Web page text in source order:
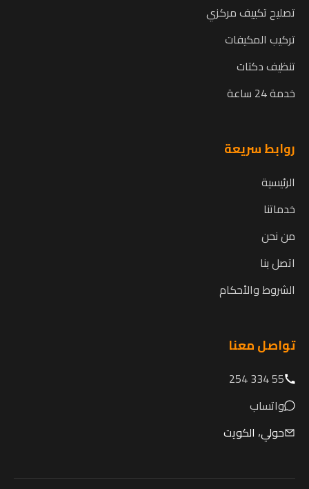
تصليح تكييف مركزي
تركيب المكيفات
تنظيف دكتات
خدمة 24 ساعة
روابط سريعة
الرئيسية
خدماتنا
من نحن
اتصل بنا
الشروط والأحكام
تواصل معنا
55 334 254
واتساب
حولي، الكويت